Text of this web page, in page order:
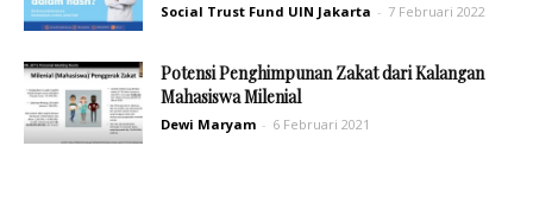
Social Trust Fund UIN Jakarta - 7 Februari 2022
Potensi Penghimpunan Zakat dari Kalangan
Mahasiswa Milenial
Dewi Maryam - 6 Februari 2021